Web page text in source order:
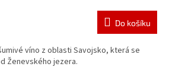
Do košíku
víno z oblasti Savojsko, která se
Ženevského jezera.